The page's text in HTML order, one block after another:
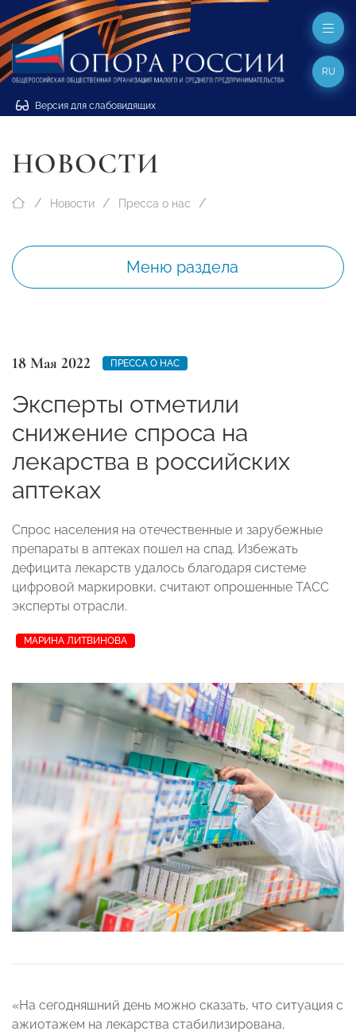
Версия для слабовидящих
RU
НОВОСТИ
Новости Пресса о нас
Меню раздела
18 Мая 2022 ПРЕССА О НАС
Эксперты отметили
снижение спроса на
лекарства в российских
аптеках
Спрос населения на отечественные и зарубежные
препараты в аптеках пошел на спад. Избежать
дефицита лекарств удалось благодаря системе
цифровой маркировки, считают опрошенные ТАСС
эксперты отрасли.
МАРИНА ЛИТВИНОВА
«На сегодняшний день можно сказать, что ситуация с
ажиотажем на лекарства стабилизирована,